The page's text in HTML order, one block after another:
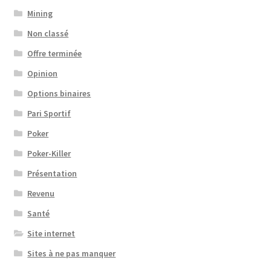
Mining
Non classé
Offre terminée
Opinion
Options binaires
Pari Sportif
Poker
Poker-Killer
Présentation
Revenu
Santé
Site internet
Sites à ne pas manquer